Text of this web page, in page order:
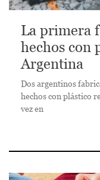
La primera
hechos con
Argentina
Dos argentinos
hechos con plástico
vez en